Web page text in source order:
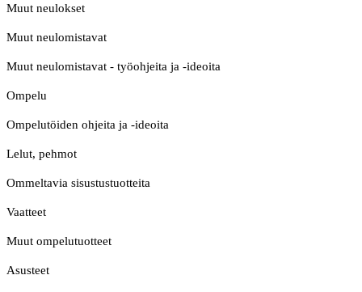
Muut neulokset
Muut neulomistavat
Muut neulomistavat - työohjeita ja -ideoita
Ompelu
Ompelutöiden ohjeita ja -ideoita
Lelut, pehmot
Ommeltavia sisustustuotteita
Vaatteet
Muut ompelutuotteet
Asusteet